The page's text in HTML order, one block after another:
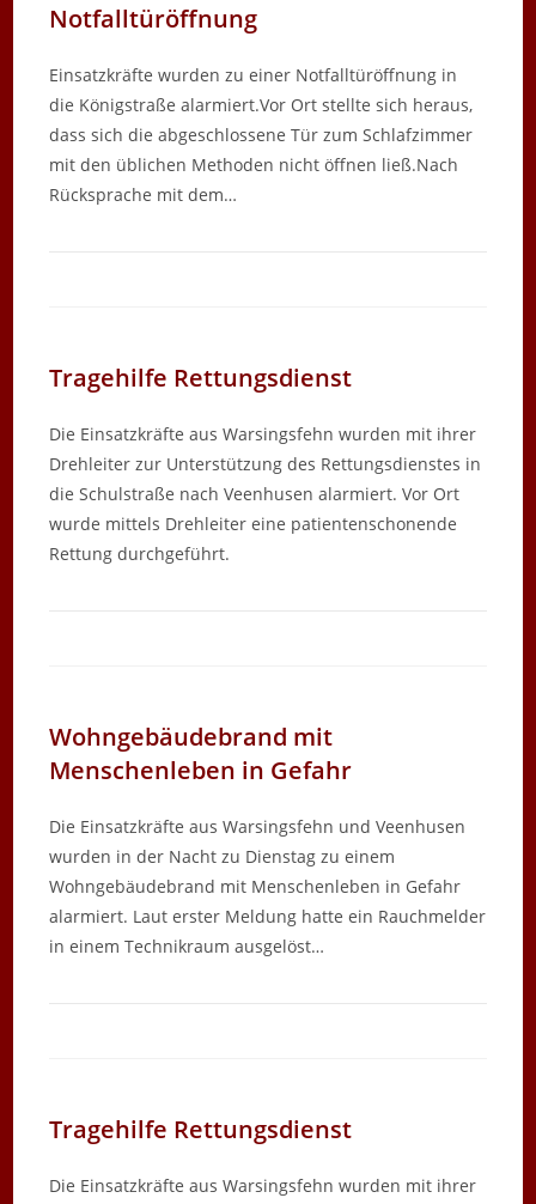
Notfalltüröffnung
Einsatzkräfte wurden zu einer Notfalltüröffnung in
die Königstraße alarmiert.Vor Ort stellte sich heraus,
dass sich die abgeschlossene Tür zum Schlafzimmer
mit den üblichen Methoden nicht öffnen ließ.Nach
Rücksprache mit dem…
Tragehilfe Rettungsdienst
Die Einsatzkräfte aus Warsingsfehn wurden mit ihrer
Drehleiter zur Unterstützung des Rettungsdienstes in
die Schulstraße nach Veenhusen alarmiert. Vor Ort
wurde mittels Drehleiter eine patientenschonende
Rettung durchgeführt.
Wohngebäudebrand mit
Menschenleben in Gefahr
Die Einsatzkräfte aus Warsingsfehn und Veenhusen
wurden in der Nacht zu Dienstag zu einem
Wohngebäudebrand mit Menschenleben in Gefahr
alarmiert. Laut erster Meldung hatte ein Rauchmelder
in einem Technikraum ausgelöst…
Tragehilfe Rettungsdienst
Die Einsatzkräfte aus Warsingsfehn wurden mit ihrer